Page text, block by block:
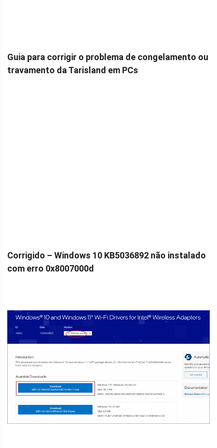
Guia para corrigir o problema de congelamento ou
travamento da Tarisland em PCs
Corrigido – Windows 10 KB5036892 não instalado
com erro 0x8007000d